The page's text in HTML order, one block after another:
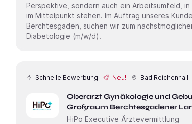
Perspektive, sondern auch ein Arbeitsumfeld,
im Mittelpunkt stehen. Im Auftrag unseres Kunden, einem Rehabilitationszentrum im Raum
Berchtesgaden, suchen wir zum
Diabetologie (m/w/d).
Schnelle Bewerbung Neu! Bad Reichenhall
Oberarzt Gynäkologie und
Großraum Berchtesgadener
HiPo Executive Ärztevermittlung